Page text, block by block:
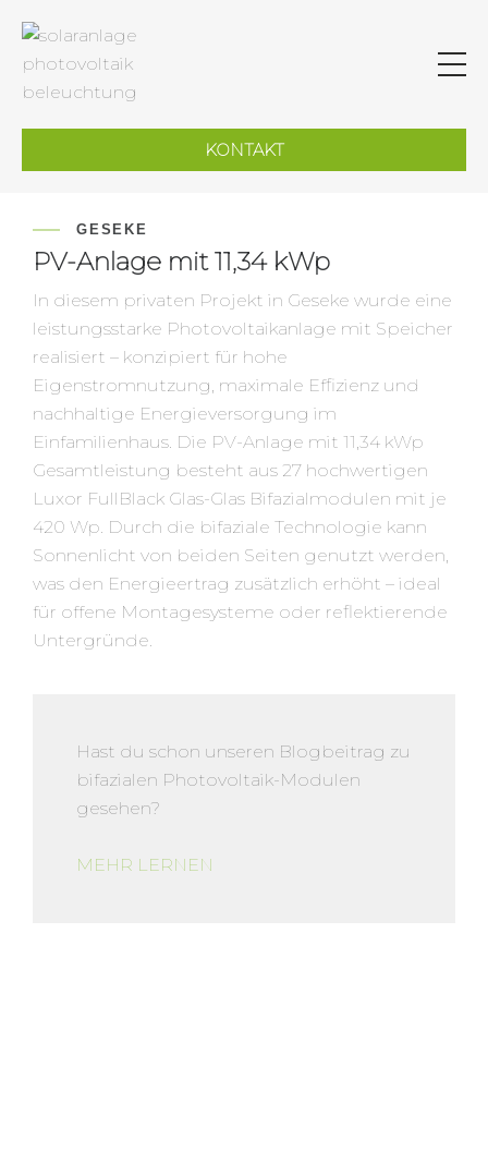
KONTAKT
GESEKE
PV-Anlage mit 11,34 kWp
In diesem privaten Projekt in Geseke wurde eine
leistungsstarke Photovoltaikanlage mit Speicher
realisiert – konzipiert für hohe
Eigenstromnutzung, maximale Effizienz und
nachhaltige Energieversorgung im
Einfamilienhaus. Die PV-Anlage mit 11,34 kWp
Gesamtleistung besteht aus 27 hochwertigen
Luxor FullBlack Glas-Glas Bifazialmodulen mit je
420 Wp. Durch die bifaziale Technologie kann
Sonnenlicht von beiden Seiten genutzt werden,
was den Energieertrag zusätzlich erhöht – ideal
für offene Montagesysteme oder reflektierende
Untergründe.
Hast du schon unseren Blogbeitrag zu
bifazialen Photovoltaik-Modulen
gesehen?
MEHR LERNEN